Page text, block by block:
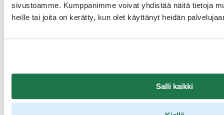
sivustoamme. Kumppanimme voivat yhdistää näitä tietoja
heille tai joita on kerätty, kun olet käyttänyt heidän
Salli kaikki
Tallenne